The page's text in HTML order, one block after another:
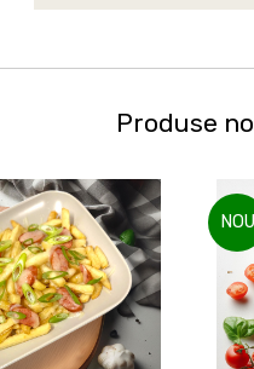
Produse
NOU